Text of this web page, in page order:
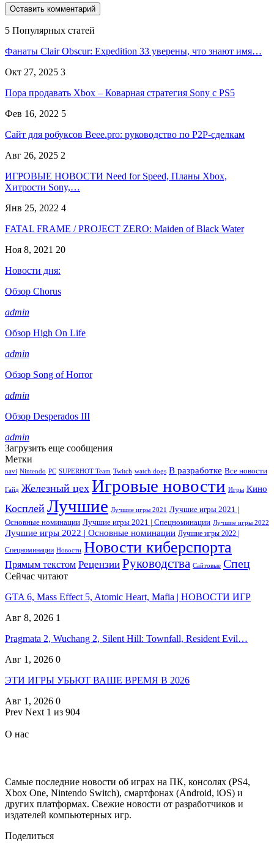
5 Популярных статей
Фанаты Clair Obscur: Expedition 33 уверены, что знают имя…
Окт 27, 2025 3
Пора продавать Xbox – Коварная стратегия Sony с PS5
Фев 16, 2022 5
Сайт для робуксов Beee.pro: руководство по P2P-сделкам
Авг 26, 2025 2
ИГРОВЫЕ НОВОСТИ Need for Speed, Планы Xbox,
Хитрости Sony,…
Янв 25, 2022 4
FATAL FRAME / PROJECT ZERO: Maiden of Black Water
Ноя 8, 2021 20
Новости дня:
Обзор Chorus
admin
Обзор High On Life
admin
Обзор Song of Horror
admin
Обзор Desperados III
admin
Загрузить еще сообщения
Метки
navi Nintendo PC SUPERHOT Team Twitch watch dogs В разработке Все новости
Гайд Железный цех Игровые новости Игры Кино
Косплей Лучшие Лучшие игры 2021
Лучшие игры 2021 |
Основные номинации Лучшие игры 2021 | Спецноминации Лучшие игры 2022
Лучшие игры 2022 | Основные номинации Лучшие игры 2022 |
Спецноминации Новости Новости киберспорта
Прямым текстом Рецензии Руководства Сайтовые Спец
Сейчас читают
GTA 6, Mass Effect 5, Atomic Heart, Mafia | НОВОСТИ ИГР
Авг 8, 2026 1
Pragmata 2, Wuchang 2, Silent Hill: Townfall, Resident Evil…
Авг 1, 2026 0
ЭТИ ИГРЫ УБЬЮТ ВАШЕ ВРЕМЯ В 2026
Авг 1, 2026 0
Prev Next 1 из 904
О нас
Самые последние новости об играх на ПК, консолях (PS4,
Xbox One, Nintendo Switch), смартфонах (Android, iOS) и
других платформах. Свежие новости от разработчиков и
издателей компьютерных игр.
Поделиться